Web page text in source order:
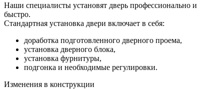
Наши специалисты установят дверь профессионально и
быстро.
Стандартная установка двери включает в себя:
доработка подготовленного дверного проема,
установка дверного блока,
установка фурнитуры,
подгонка и необходимые регулировки.
Изменения в конструкции